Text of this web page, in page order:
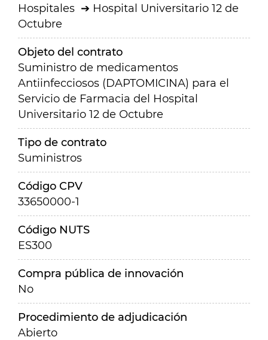
Hospitales
Hospital Universitario 12 de
Octubre
Objeto del contrato
Suministro de medicamentos
Antiinfecciosos (DAPTOMICINA) para el
Servicio de Farmacia del Hospital
Universitario 12 de Octubre
Tipo de contrato
Suministros
Código CPV
33650000-1
Código NUTS
ES300
Compra pública de innovación
No
Procedimiento de adjudicación
Abierto